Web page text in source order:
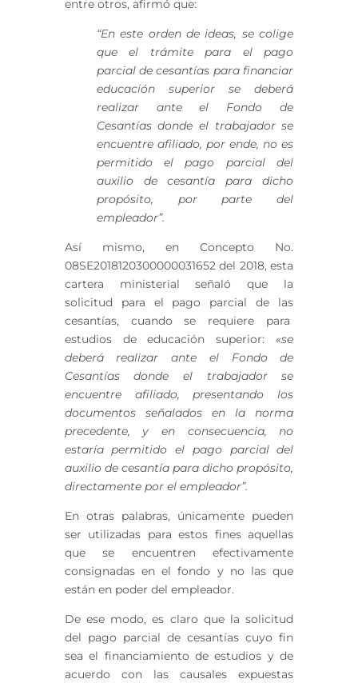
entre otros, afirmó que:
“En este orden de ideas, se colige
que el trámite para el pago
parcial de cesantías para financiar
educación superior se deberá
realizar ante el Fondo de
Cesantías donde el trabajador se
encuentre afiliado, por ende, no es
permitido el pago parcial del
auxilio de cesantía para dicho
propósito, por parte del
empleador”.
Así mismo, en Concepto No.
08SE2018120300000031652 del 2018, esta
cartera ministerial señaló que la
solicitud para el pago parcial de las
cesantías, cuando se requiere para
estudios de educación superior: «se
deberá realizar ante el Fondo de
Cesantías donde el trabajador se
encuentre afiliado, presentando los
documentos señalados en la norma
precedente, y en consecuencia, no
estaría permitido el pago parcial del
auxilio de cesantía para dicho propósito,
directamente por el empleador”.
En otras palabras, únicamente pueden
ser utilizadas para estos fines aquellas
que se encuentren efectivamente
consignadas en el fondo y no las que
están en poder del empleador.
De ese modo, es claro que la solicitud
del pago parcial de cesantías cuyo fin
sea el financiamiento de estudios y de
acuerdo con las causales expuestas